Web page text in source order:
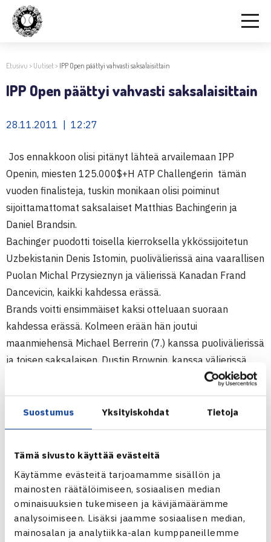
Suostumus Yksityiskohdat Tietoja
Tämä sivusto käyttää evästeitä
Käytämme evästeitä tarjoamamme sisällön ja
mainosten räätälöimiseen, sosiaalisen median
ominaisuuksien tukemiseen ja kävijämäärämme
analysoimiseen. Lisäksi jaamme sosiaalisen median,
mainosalan ja analytiikka-alan kumppaneillemme
Etusivu > Uutiset> IPP Open päättyi vahvasti saksalaisittain
IPP Open päättyi vahvasti saksalaisittain
28.11.2011 | 12:27
Jos ennakkoon olisi pitänyt lähteä arvailemaan IPP
Openin, miesten 125.000$+H ATP Challengerin tämän
vuoden finalisteja, tuskin monikaan olisi poiminut
sijoittamattomat saksalaiset Matthias Bachingerin ja
Daniel Brandsin.
Bachinger puodotti toisella kierroksella ykkössijoitetun
Uzbekistanin Denis Istomin, puolivälierissä aina vaarallisen
Puolan Michal Przysieznyn ja välierissä Kanadan Frand
Dancevicin, kaikki kahdessa erässä.
Brands voitti ensimmäiset kaksi otteluaan suoraan
kahdessa erässä. Kolmeen erään hän joutui
maanmiehensä Michael Berrerin (7.) kanssa puolivälierissä
ja toisen saksalaisen, Dustin Brownin, kanssa välierissä.
Finaalin 196-senttinen Brands vei kahdessa tie-breakiin
päättyneessä erässä 76(2) 76(5). Tämä oli Brandsin viides
ATP Challenger -turnauksen voitto.
Nelinpelin sijoittamattomasta voittajaparista toinen, Martin
Siljeströmin kanssa pari eteni erääkään menettämättä
turnausvoittoon, loppuottelussa kukistuivat ykkössijoitetut
USA:n James Cerretani ja Slovakian Michal Mertinak.
Micke Kontinen
ja Timo Nieminen
etenivät hienosti
välieriin.